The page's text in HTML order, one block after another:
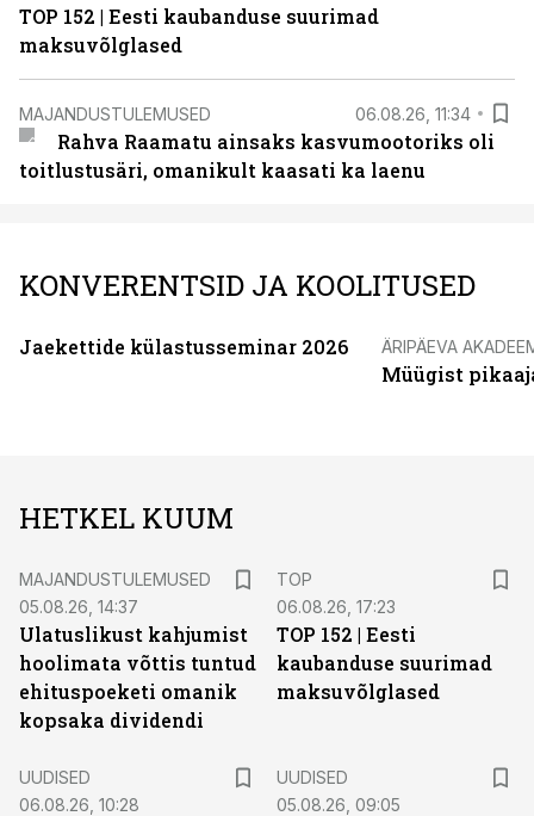
TOP 152 | Eesti kaubanduse suurimad
maksuvõlglased
MAJANDUSTULEMUSED 06.08.26, 11:34
Rahva Raamatu ainsaks kasvumootoriks oli
toitlustusäri, omanikult kaasati ka laenu
KONVERENTSID JA KOOLITUSED
Jaekettide külastusseminar 2026 ÄRIPÄEVA
Müügist
HETKEL KUUM
MAJANDUSTULEMUSED
05.08.26, 14:37
Ulatuslikust kahjumist
hoolimata võttis tuntud
ehituspoeketi omanik
kopsaka dividendi
TOP
06.08.26, 17:23
TOP 152 | Eesti
kaubanduse suurimad
maksuvõlglased
UUDISED
06.08.26, 10:28
UUDISED
05.08.26, 09:05